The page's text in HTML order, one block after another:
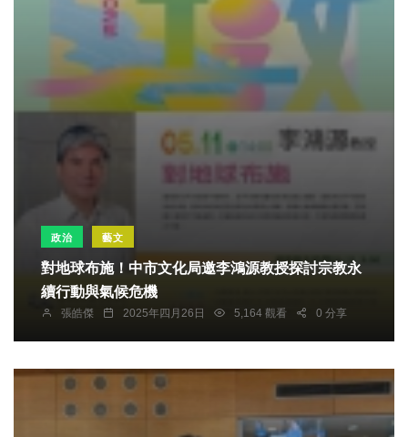
政治 藝文
對地球布施！中市文化局邀李鴻源教授探討宗教永
續行動與氣候危機
張皓傑 2025年四月26日 5,164 觀看 0 分享